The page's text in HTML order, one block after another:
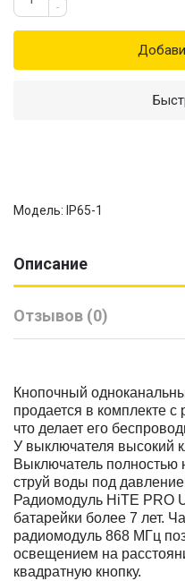
-
Модель: IP65-1
Описание
Отзывов (0)
Кнопочный
продается в комплекте
что делает его
У выключателя высокий
Выключатель
струй воды под
Радиомодуль HiTE PRO
батарейки более 7 лет.
радиомодуль 868 МГц
освещением на
квадратную кнопку.